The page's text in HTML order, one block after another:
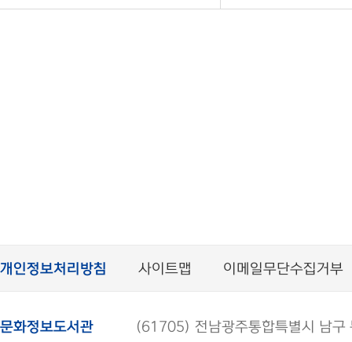
개인정보처리방침 사이트맵 이메일무단수집거부
문화정보도서관 (61705) 전남광주통합특별시 남